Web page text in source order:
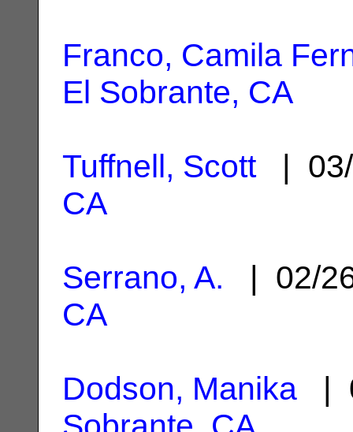
Franco, Camila
El Sobrante, CA
Tuffnell, Scott| 03/
CA
Serrano, A. | 02/
CA
Dodson, Manika |